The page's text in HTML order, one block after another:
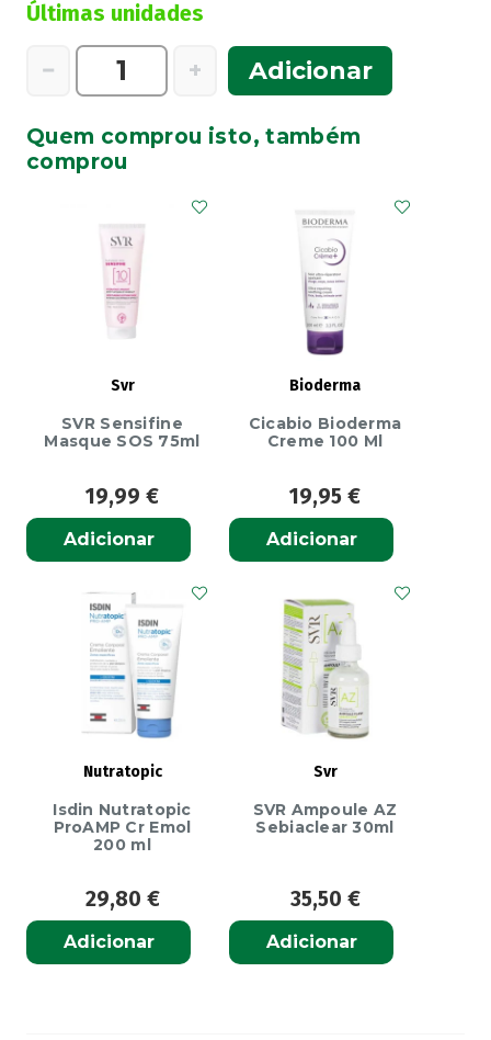
Últimas unidades
−
Quantidade
Loção
Hidratante
+ Adicionar
Quem comprou isto, também
comprou
Svr
SVR Sensifine
Masque SOS 75ml
19,99 €
Adicionar
Bioderma
Cicabio Bioderma
Creme 100 Ml
19,95 €
Adicionar
Nutratopic
Isdin Nutratopic
ProAMP Cr Emol
200 ml
29,80 €
Adicionar
Svr
SVR Ampoule AZ
Sebiaclear 30ml
35,50 €
Adicionar